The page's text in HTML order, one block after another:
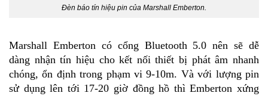
Đèn báo tín hiệu pin của Marshall Emberton.
Marshall Emberton cócổng Bluetooth 5.0 nên sẽ dễ
dàng nhận tín hiệu cho kết nối thiết bị phát âm nhanh
chóng, ổn định trong phạm vi 9-10m. Và với lượng pin
sử dụng lên tới 17-20 giờ đồng hồ thì Emberton xứng